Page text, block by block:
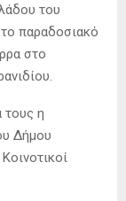
του
παραδοσιακό
στο
τους η
Δήμου